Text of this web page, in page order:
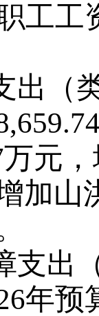
工
出（
元
加山
支出
年预